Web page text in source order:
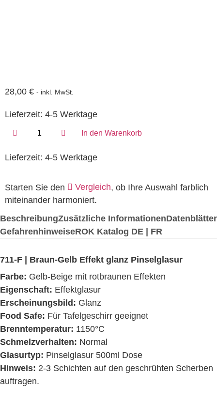
28,00 € - inkl. MwSt.
Lieferzeit: 4-5 Werktage
In den Warenkorb
Lieferzeit: 4-5 Werktage
Starten Sie den Vergleich, ob Ihre Auswahl farblich
miteinander harmoniert.
BeschreibungZusätzliche InformationenDatenblätter
GefahrenhinweiseROK Katalog DE | FR
711-F | Braun-Gelb Effekt glanz Pinselglasur
Farbe: Gelb-Beige mit rotbraunen Effekten
Eigenschaft: Effektglasur
Erscheinungsbild: Glanz
Food Safe: Für Tafelgeschirr geeignet
Brenntemperatur: 1150°C
Schmelzverhalten: Normal
Glasurtyp: Pinselglasur 500ml Dose
Hinweis: 2-3 Schichten auf den geschrühten Scherben
auftragen.